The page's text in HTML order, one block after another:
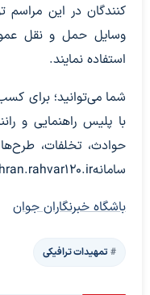
کنندگان در این مراسم
وسایل حمل و نقل
استفاده نمایند.
شما می‌توانید؛ برای
با پلیس راهنمایی و
حوادث، تخلفات،
سامانهhttp://tehran.rahvar۱۲۰.ir مراجعه نمایید.
باشگاه خبرنگاران جوان
تمهیدات ترافیکی